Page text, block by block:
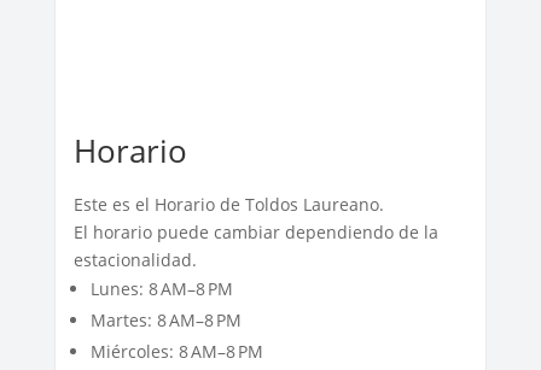
Horario
Este es el Horario de Toldos Laureano.
El horario puede cambiar dependiendo de la
estacionalidad.
Lunes: 8 AM–8 PM
Martes: 8 AM–8 PM
Miércoles: 8 AM–8 PM